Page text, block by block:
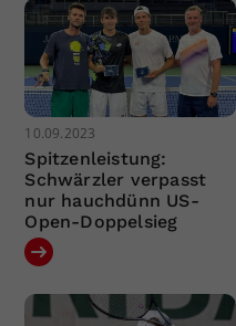
10.09.2023
Spitzenleistung:
Schwärzler verpasst
nur hauchdünn US-
Open-Doppelsieg